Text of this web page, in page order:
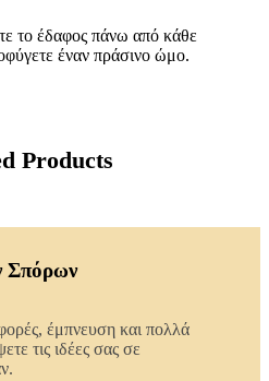
το έδαφος πάνω από κάθε
έναν πράσινο ώμο.
Products
Σπόρων
έμπνευση και πολλά
τις ιδέες σας σε